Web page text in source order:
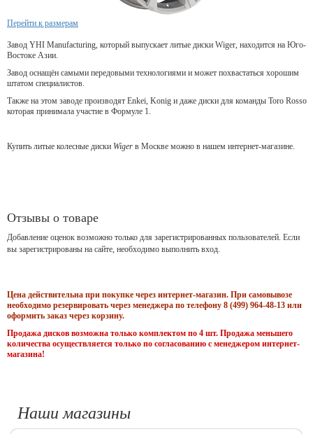
Перейти к размерам
Завод YHI Manufacturing, который выпускает литые диски Wiger, находится на Юго-
Востоке Азии.
Завод оснащён самыми передовыми технологиями и может похвастаться хорошим
штатом специалистов.
Также на этом заводе производят Enkei, Konig и даже диски для команды Toro Rosso
которая принимала участие в Формуле 1.
Купить литые колесные диски Wiger в Москве можно в нашем интернет-магазине.
Отзывы о товаре
Добавление оценок возможно только для зарегистрированных пользователей. Если
вы зарегистрированы на сайте, необходимо выполнить вход.
Цена действительна при покупке через интернет-магазин. При самовывозе
необходимо резервировать через менеджера по телефону 8 (499) 964-48-13 или
оформить заказ через корзину.
Продажа дисков возможна только комплектом по 4 шт. Продажа меньшего
количества осуществляется только по согласованию с менеджером интернет-
магазина!
Наши магазины